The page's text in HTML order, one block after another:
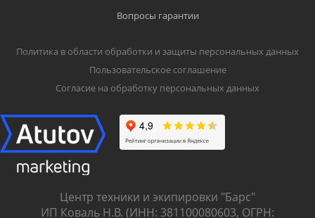
Вопросы гарантии
Политика в области обработки и защиты персональных данных
Пользовательское соглашение
Согласие на обработку персональных данных
Центр техники и экипировки "Барс"
ИП Коваль Н.В. (ИНН: 381100080603, ОГРН: